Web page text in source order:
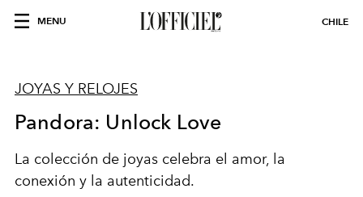
MENU CHILE
JOYAS Y RELOJES
Pandora: Unlock Love
La colección de joyas celebra el amor, la
conexión y la autenticidad.